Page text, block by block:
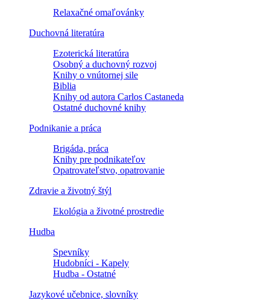
Relaxačné omaľovánky
Duchovná literatúra
Ezoterická literatúra
Osobný a duchovný rozvoj
Knihy o vnútornej sile
Biblia
Knihy od autora Carlos Castaneda
Ostatné duchovné knihy
Podnikanie a práca
Brigáda, práca
Knihy pre podnikateľov
Opatrovateľstvo, opatrovanie
Zdravie a životný štýl
Ekológia a životné prostredie
Hudba
Spevníky
Hudobníci - Kapely
Hudba - Ostatné
Jazykové učebnice, slovníky